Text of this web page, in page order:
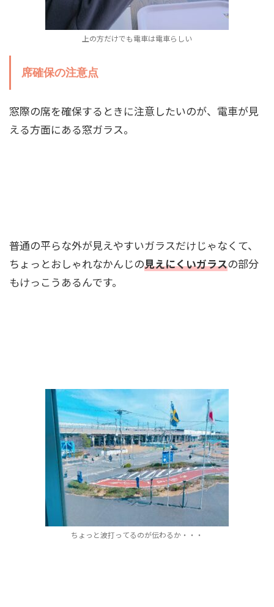
上の方だけでも電車は電車らしい
席確保の注意点
窓際の席を確保するときに注意したいのが、電車が見
える方面にある窓ガラス。
普通の平らな外が見えやすいガラスだけじゃなくて、
ちょっとおしゃれなかんじの見えにくいガラスの部分
もけっこうあるんです。
ちょっと波打ってるのが伝わるか・・・